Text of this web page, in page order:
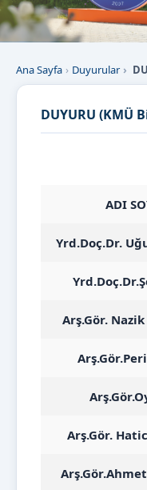
Ana Sayfa Duyurular
DUYURU (KMÜ
ADI
Yrd.Doç.Dr.
Arş.Gör.
Arş.Gör.